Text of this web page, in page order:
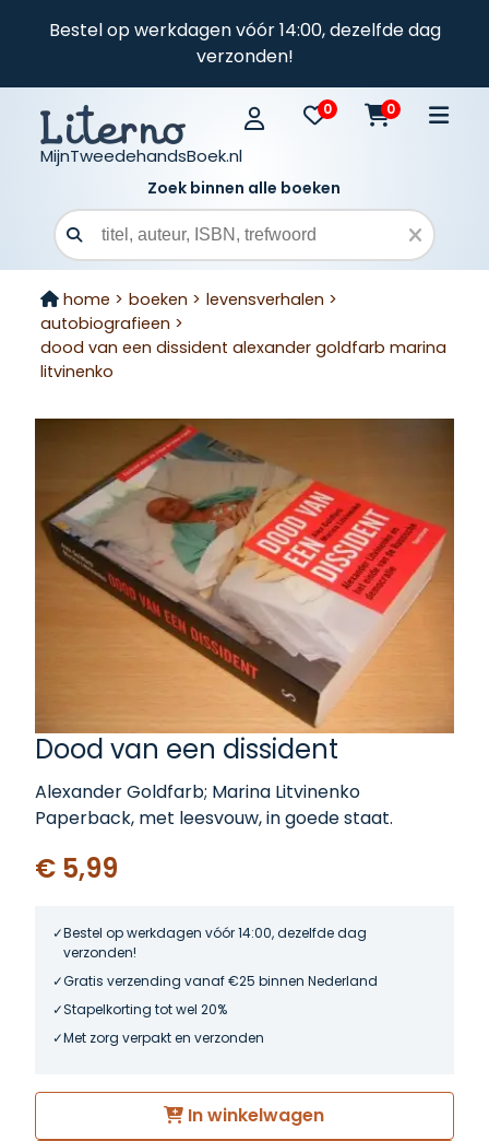
Bestel op werkdagen vóór 14:00, dezelfde dag
verzonden!
MijnTweedehandsBoek.nl
0 0
Zoek binnen alle boeken
Zoekveld
home > boeken > levensverhalen >
autobiografieen >
dood van een dissident alexander goldfarb marina
litvinenko
Dood van een dissident
Alexander Goldfarb; Marina Litvinenko
Paperback, met leesvouw, in goede staat.
€ 5,99
Bestel op werkdagen vóór 14:00, dezelfde dag
verzonden!
Gratis verzending vanaf €25 binnen Nederland
Stapelkorting tot wel 20%
Met zorg verpakt en verzonden
In winkelwagen